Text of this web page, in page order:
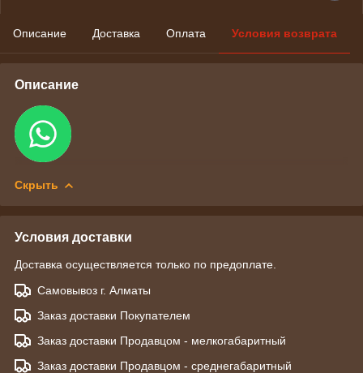
Описание Доставка Оплата Условия возврата
Описание
Скрыть
Условия доставки
Доставка осуществляется только по предоплате.
Самовывоз г. Алматы
Заказ доставки Покупателем
Заказ доставки Продавцом - мелкогабаритный
Заказ доставки Продавцом - среднегабаритный